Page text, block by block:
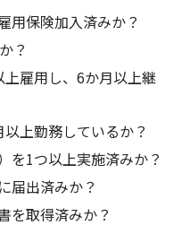
用保険加入済みか？
？
雇用し、6か月以上継
上勤務しているか？
を1つ以上実施済みか？
届出済みか？
を取得済みか？